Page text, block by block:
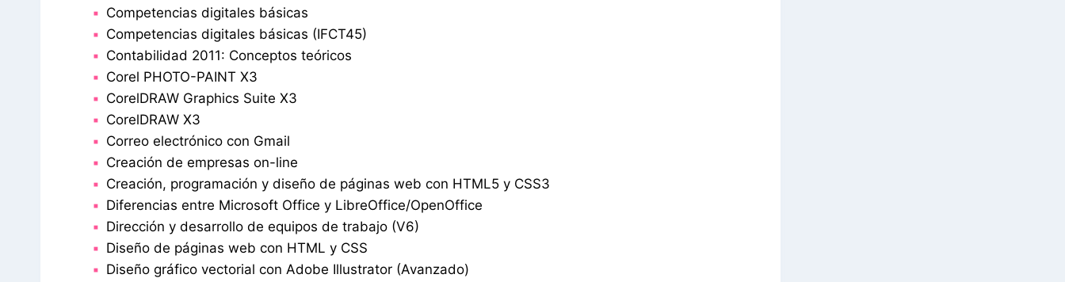
Competencias digitales básicas
Competencias digitales básicas (IFCT45)
Contabilidad 2011: Conceptos teóricos
Corel PHOTO-PAINT X3
CorelDRAW Graphics Suite X3
CorelDRAW X3
Correo electrónico con Gmail
Creación de empresas on-line
Creación, programación y diseño de páginas web con HTML5 y CSS3
Diferencias entre Microsoft Office y LibreOffice/OpenOffice
Dirección y desarrollo de equipos de trabajo (V6)
Diseño de páginas web con HTML y CSS
Diseño gráfico vectorial con Adobe Illustrator (Avanzado)